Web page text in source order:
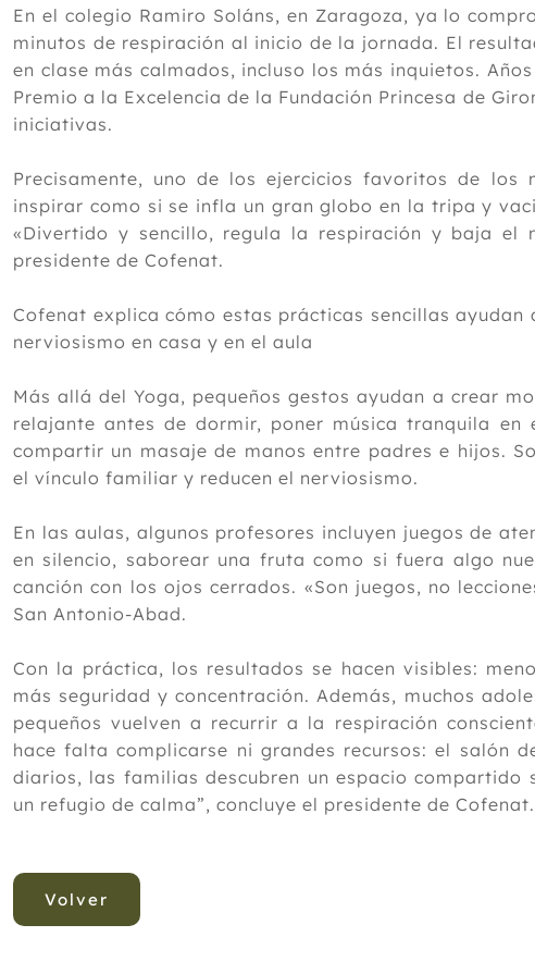
En el colegio Ramiro Soláns, en Zaragoza, ya lo
minutos de respiración al inicio de la jornada. El
en clase más calmados, incluso los más inquietos.
Premio a la Excelencia de la Fundación Princesa de
iniciativas.
Precisamente, uno de los ejercicios favoritos de los
inspirar como si se infla un gran globo en la tripa y
«Divertido y sencillo, regula la respiración y baja el
presidente de Cofenat.
Cofenat explica cómo estas prácticas sencillas
nerviosismo en casa y en el aula
Más allá del Yoga, pequeños gestos ayudan a crear
relajante antes de dormir, poner música tranquila en
compartir un masaje de manos entre padres e hijos.
el vínculo familiar y reducen el nerviosismo.
En las aulas, algunos profesores incluyen juegos de
en silencio, saborear una fruta como si fuera algo
canción con los ojos cerrados. «Son juegos, no
San Antonio-Abad.
Con la práctica, los resultados se hacen visibles:
más seguridad y concentración. Además, muchos
pequeños vuelven a recurrir a la respiración
hace falta complicarse ni grandes recursos: el salón
diarios, las familias descubren un espacio compartido
un refugio de calma”, concluye el presidente de Cofenat.
Volver